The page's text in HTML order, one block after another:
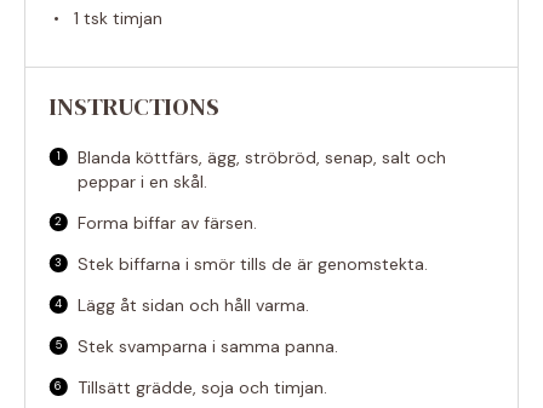
1 tsk timjan
INSTRUCTIONS
Blanda köttfärs, ägg, ströbröd, senap, salt och
peppar i en skål.
Forma biffar av färsen.
Stek biffarna i smör tills de är genomstekta.
Lägg åt sidan och håll varma.
Stek svamparna i samma panna.
Tillsätt grädde, soja och timjan.